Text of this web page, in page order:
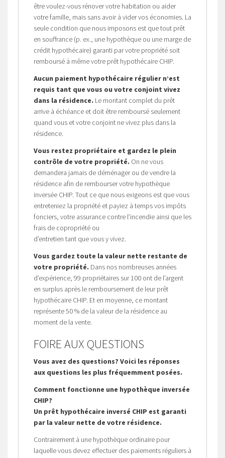
être voulez-vous rénover votre habitation ou aider
votre famille, mais sans avoir à vider vos économies. La
seule condition que nous imposons est que tout prêt
en souffrance (p. ex., une hypothèque ou une marge de
crédit hypothécaire) garanti par votre propriété soit
remboursé à même votre prêt hypothécaire CHIP.
Aucun paiement hypothécaire régulier n’est
requis tant que vous ou votre conjoint vivez
dans la résidence. Le montant complet du prêt
arrive à échéance et doit être remboursé seulement
quand vous et votre conjoint ne vivez plus dans la
résidence.
Vous restez propriétaire et gardez le plein
contrôle de votre propriété. On ne vous
demandera jamais de déménager ou de vendre la
résidence afin de rembourser votre hypothèque
inversée CHIP. Tout ce que nous exigeons est que vous
entreteniez la propriété et payiez à temps vos impôts
fonciers, votre assurance contre l’incendie ainsi que les
frais de copropriété ou
d’entretien tant que vous y vivez.
Vous gardez toute la valeur nette restante de
votre propriété. Dans nos nombreuses années
d’expérience, 99 propriétaires sur 100 ont de l’argent
en surplus après le remboursement de leur prêt
hypothécaire CHIP. Et en moyenne, ce montant
représente 50 % de la valeur de la résidence au
moment de la vente.
FOIRE AUX QUESTIONS
Vous avez des questions? Voici les réponses
aux questions les plus fréquemment posées.
Comment fonctionne une hypothèque inversée
CHIP?
Un prêt hypothécaire inversé CHIP est garanti
par la valeur nette de votre résidence.
Contrairement à une hypothèque ordinaire pour
laquelle vous devez effectuer des paiements réguliers à